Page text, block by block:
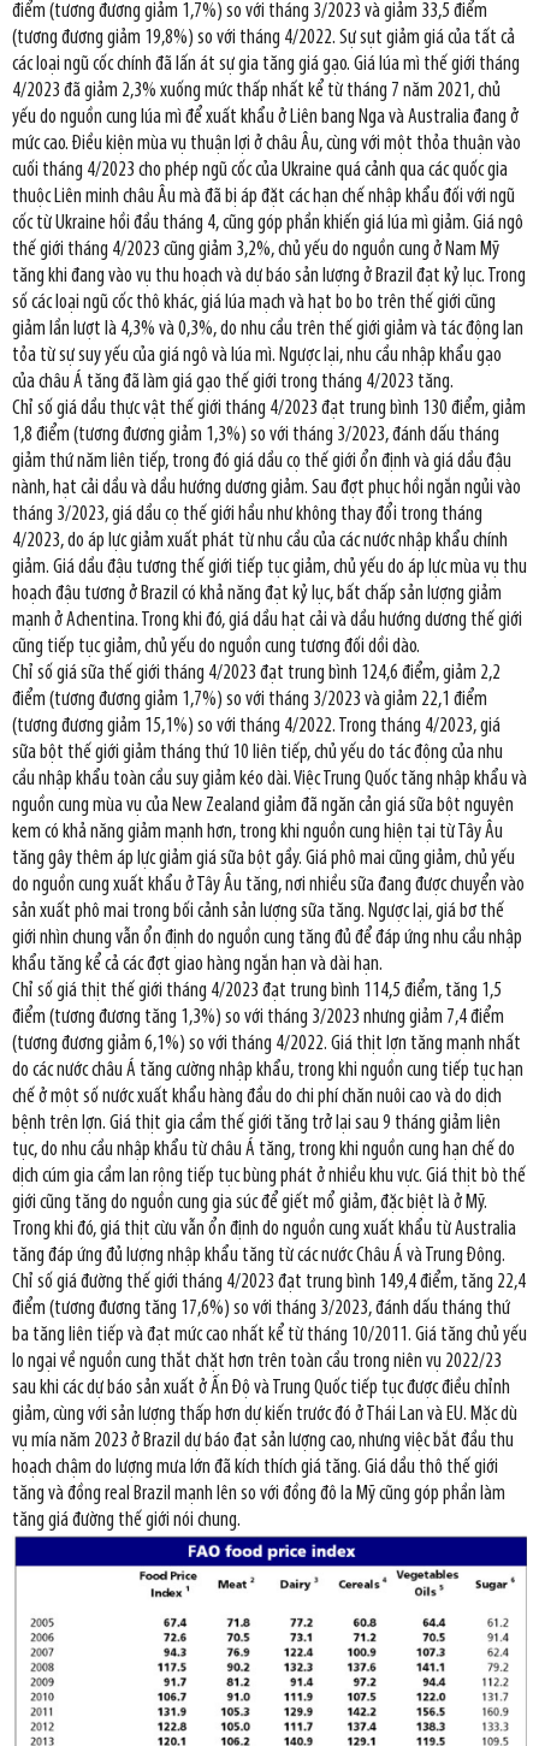
điểm (tương đương giảm 1,7%) so với tháng 3/2023 và giảm 33,5 điểm
(tương đương giảm 19,8%) so với tháng 4/2022. Sự sụt giảm giá của tất cả
các loại ngũ cốc chính đã lấn át sự gia tăng giá gạo. Giá lúa mì thế giới tháng
4/2023 đã giảm 2,3% xuống mức thấp nhất kể từ tháng 7 năm 2021, chủ
yếu do nguồn cung lúa mì để xuất khẩu ở Liên bang Nga và Australia đang ở
mức cao. Điều kiện mùa vụ thuận lợi ở châu Âu, cùng với một thỏa thuận vào
cuối tháng 4/2023 cho phép ngũ cốc của Ukraine quá cảnh qua các quốc gia
thuộc Liên minh châu Âu mà đã bị áp đặt các hạn chế nhập khẩu đối với ngũ
cốc từ Ukraine hồi đầu tháng 4, cũng góp phần khiến giá lúa mì giảm. Giá ngô
thế giới tháng 4/2023 cũng giảm 3,2%, chủ yếu do nguồn cung ở Nam Mỹ
tăng khi đang vào vụ thu hoạch và dự báo sản lượng ở Brazil đạt kỷ lục. Trong
số các loại ngũ cốc thô khác, giá lúa mạch và hạt bo bo trên thế giới cũng
giảm lần lượt là 4,3% và 0,3%, do nhu cầu trên thế giới giảm và tác động lan
tỏa từ sự suy yếu của giá ngô và lúa mì. Ngược lại, nhu cầu nhập khẩu gạo
của châu Á tăng đã làm giá gạo thế giới trong tháng 4/2023 tăng.
Chỉ số giá dầu thực vật thế giới tháng 4/2023 đạt trung bình 130 điểm, giảm
1,8 điểm (tương đương giảm 1,3%) so với tháng 3/2023, đánh dấu tháng
giảm thứ năm liên tiếp, trong đó giá dầu cọ thế giới ổn định và giá dầu đậu
nành, hạt cải dầu và dầu hướng dương giảm. Sau đợt phục hồi ngắn ngủi vào
tháng 3/2023, giá dầu cọ thế giới hầu như không thay đổi trong tháng
4/2023, do áp lực giảm xuất phát từ nhu cầu của các nước nhập khẩu chính
giảm. Giá dầu đậu tương thế giới tiếp tục giảm, chủ yếu do áp lực mùa vụ thu
hoạch đậu tương ở Brazil có khả năng đạt kỷ lục, bất chấp sản lượng giảm
mạnh ở Achentina. Trong khi đó, giá dầu hạt cải và dầu hướng dương thế giới
cũng tiếp tục giảm, chủ yếu do nguồn cung tương đối dồi dào.
Chỉ số giá sữa thế giới tháng 4/2023 đạt trung bình 124,6 điểm, giảm 2,2
điểm (tương đương giảm 1,7%) so với tháng 3/2023 và giảm 22,1 điểm
(tương đương giảm 15,1%) so với tháng 4/2022. Trong tháng 4/2023, giá
sữa bột thế giới giảm tháng thứ 10 liên tiếp, chủ yếu do tác động của nhu
cầu nhập khẩu toàn cầu suy giảm kéo dài. Việc Trung Quốc tăng nhập khẩu và
nguồn cung mùa vụ của New Zealand giảm đã ngăn cản giá sữa bột nguyên
kem có khả năng giảm mạnh hơn, trong khi nguồn cung hiện tại từ Tây Âu
tăng gây thêm áp lực giảm giá sữa bột gầy. Giá phô mai cũng giảm, chủ yếu
do nguồn cung xuất khẩu ở Tây Âu tăng, nơi nhiều sữa đang được chuyển vào
sản xuất phô mai trong bối cảnh sản lượng sữa tăng. Ngược lại, giá bơ thế
giới nhìn chung vẫn ổn định do nguồn cung tăng đủ để đáp ứng nhu cầu nhập
khẩu tăng kể cả các đợt giao hàng ngắn hạn và dài hạn.
Chỉ số giá thịt thế giới tháng 4/2023 đạt trung bình 114,5 điểm, tăng 1,5
điểm (tương đương tăng 1,3%) so với tháng 3/2023 nhưng giảm 7,4 điểm
(tương đương giảm 6,1%) so với tháng 4/2022. Giá thịt lợn tăng mạnh nhất
do các nước châu Á tăng cường nhập khẩu, trong khi nguồn cung tiếp tục hạn
chế ở một số nước xuất khẩu hàng đầu do chi phí chăn nuôi cao và do dịch
bệnh trên lợn. Giá thịt gia cầm thế giới tăng trở lại sau 9 tháng giảm liên
tục, do nhu cầu nhập khẩu từ châu Á tăng, trong khi nguồn cung hạn chế do
dịch cúm gia cầm lan rộng tiếp tục bùng phát ở nhiều khu vực. Giá thịt bò thế
giới cũng tăng do nguồn cung gia súc để giết mổ giảm, đặc biệt là ở Mỹ.
Trong khi đó, giá thịt cừu vẫn ổn định do nguồn cung xuất khẩu từ Australia
tăng đáp ứng đủ lượng nhập khẩu tăng từ các nước Châu Á và Trung Đông.
Chỉ số giá đường thế giới tháng 4/2023 đạt trung bình 149,4 điểm, tăng 22,4
điểm (tương đương tăng 17,6%) so với tháng 3/2023, đánh dấu tháng thứ
ba tăng liên tiếp và đạt mức cao nhất kể từ tháng 10/2011. Giá tăng chủ yếu
lo ngại về nguồn cung thắt chặt hơn trên toàn cầu trong niên vụ 2022/23
sau khi các dự báo sản xuất ở Ấn Độ và Trung Quốc tiếp tục được điều chỉnh
giảm, cùng với sản lượng thấp hơn dự kiến trước đó ở Thái Lan và EU. Mặc dù
vụ mía năm 2023 ở Brazil dự báo đạt sản lượng cao, nhưng việc bắt đầu thu
hoạch chậm do lượng mưa lớn đã kích thích giá tăng. Giá dầu thô thế giới
tăng và đồng real Brazil mạnh lên so với đồng đô la Mỹ cũng góp phần làm
tăng giá đường thế giới nói chung.